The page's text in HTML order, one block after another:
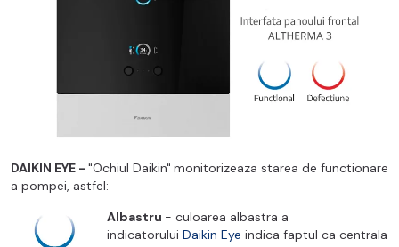
DAIKIN EYE - "Ochiul Daikin" monitorizeaza starea de functionare
a pompei, astfel:
Albastru - culoarea albastra a
indicatorului Daikin Eye indica faptul ca centrala